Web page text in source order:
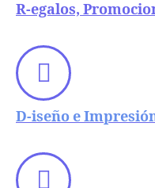
R-egalos,
D-iseño e